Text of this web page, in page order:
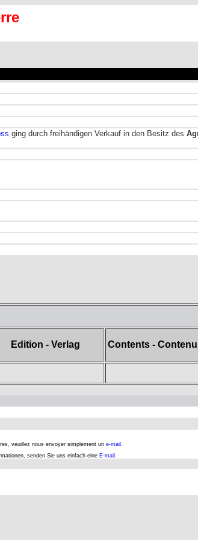
ging durch freihändigen Verkauf in den Besitz des
Edition - Verlag Contents -
veuillez nous envoyer simplement un e-mail.
senden Sie uns einfach eine E-mail .